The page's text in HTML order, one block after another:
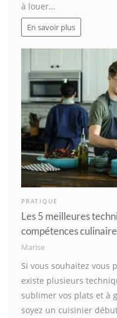
à louer…
En savoir plus
PRATIQUE
Les 5 meilleures
compétences
Marise
Si vous souhaitez vous
existe plusieurs
sublimer vos plats et à
soyez un cuisinier